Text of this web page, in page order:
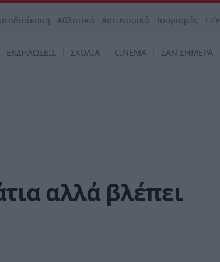
Αθλητικά Αστυνομικά Τουρισμός Life
ΕΚΔΗΛΩΣΕΙΣ ΣΧΟΛΙΑ CINEMA ΣΑΝ ΣΗΜΕΡΑ
αλλά βλέπει